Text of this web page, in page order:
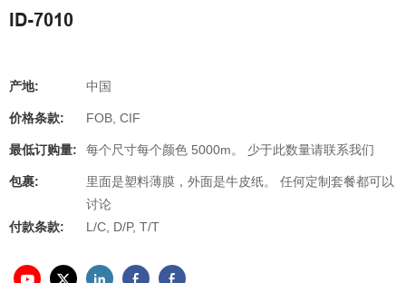
ID-7010
产地: 中国
价格条款: FOB, CIF
最低订购量: 每个尺寸每个颜色 5000m。 少于此数量请联系我们
包裹:
里面是塑料薄膜，外面是牛皮纸。 任何定制套餐都可以
讨论
付款条款:
L/C, D/P, T/T